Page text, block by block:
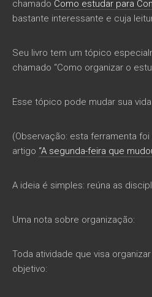
chamado Como estudar para
bastante interessante e cuja
Seu livro tem um tópico
chamado “Como organizar o
Esse tópico pode mudar sua vida.
(Observação: esta ferramenta
artigo “A segunda-feira que
A ideia é simples: reúna as
Uma nota sobre organização:
Toda atividade que visa
objetivo: